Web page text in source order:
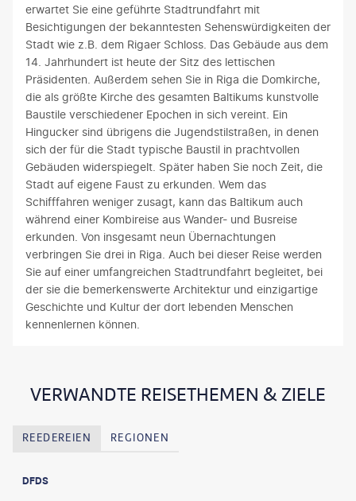
erwartet Sie eine geführte Stadtrundfahrt mit
Besichtigungen der bekanntesten Sehenswürdigkeiten der
Stadt wie z.B. dem Rigaer Schloss. Das Gebäude aus dem
14. Jahrhundert ist heute der Sitz des lettischen
Präsidenten. Außerdem sehen Sie in Riga die Domkirche,
die als größte Kirche des gesamten Baltikums kunstvolle
Baustile verschiedener Epochen in sich vereint. Ein
Hingucker sind übrigens die Jugendstilstraßen, in denen
sich der für die Stadt typische Baustil in prachtvollen
Gebäuden widerspiegelt. Später haben Sie noch Zeit, die
Stadt auf eigene Faust zu erkunden. Wem das
Schifffahren weniger zusagt, kann das Baltikum auch
während einer Kombireise aus Wander- und Busreise
erkunden. Von insgesamt neun Übernachtungen
verbringen Sie drei in Riga. Auch bei dieser Reise werden
Sie auf einer umfangreichen Stadtrundfahrt begleitet, bei
der sie die bemerkenswerte Architektur und einzigartige
Geschichte und Kultur der dort lebenden Menschen
kennenlernen können.
VERWANDTE REISETHEMEN & ZIELE
REEDEREIEN REGIONEN
DFDS